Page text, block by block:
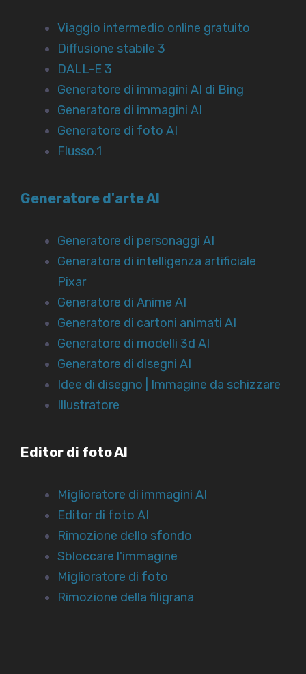
Viaggio intermedio online gratuito
Diffusione stabile 3
DALL-E 3
Generatore di immagini AI di Bing
Generatore di immagini AI
Generatore di foto AI
Flusso.1
Generatore d'arte AI
Generatore di personaggi AI
Generatore di intelligenza artificiale
Pixar
Generatore di Anime AI
Generatore di cartoni animati AI
Generatore di modelli 3d AI
Generatore di disegni AI
Idee di disegno | Immagine da schizzare
Illustratore
Editor di foto AI
Miglioratore di immagini AI
Editor di foto AI
Rimozione dello sfondo
Sbloccare l'immagine
Miglioratore di foto
Rimozione della filigrana